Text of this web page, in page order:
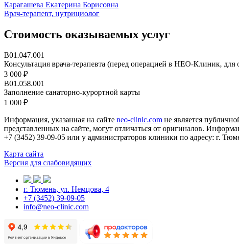
Карагашева Екатерина Борисовна
Врач-терапевт, нутрициолог
Стоимость оказываемых услуг
B01.047.001
Консультация врача-терапевта (перед операцией в НЕО-Клиник,
3 000 ₽
B01.058.001
Заполнение санаторно-курортной карты
1 000 ₽
Информация, указанная на сайте neo-clinic.com не является
представленных на сайте, могут отличаться от оригиналов.
+7 (3452) 39-09-05 или у администраторов клиники по адресу: г.
Карта сайта
Версия для слабовидящих
г. Тюмень, ул. Немцова, 4
+7 (3452) 39-09-05
info@neo-clinic.com